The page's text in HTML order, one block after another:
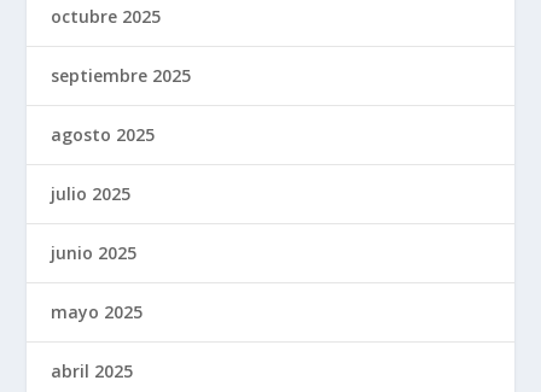
octubre 2025
septiembre 2025
agosto 2025
julio 2025
junio 2025
mayo 2025
abril 2025